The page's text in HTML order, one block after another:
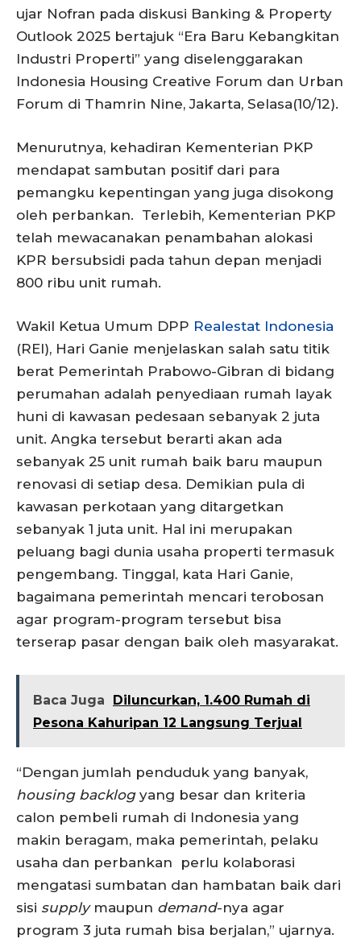
ujar Nofran pada diskusi Banking & Property
Outlook 2025 bertajuk “Era Baru Kebangkitan
Industri Properti” yang diselenggarakan
Indonesia Housing Creative Forum dan Urban
Forum di Thamrin Nine, Jakarta, Selasa(10/12).
Menurutnya, kehadiran Kementerian PKP
mendapat sambutan positif dari para
pemangku kepentingan yang juga disokong
oleh perbankan. Terlebih, Kementerian PKP
telah mewacanakan penambahan alokasi
KPR bersubsidi pada tahun depan menjadi
800 ribu unit rumah.
Wakil Ketua Umum DPP Realestat Indonesia
(REI), Hari Ganie menjelaskan salah satu titik
berat Pemerintah Prabowo-Gibran di bidang
perumahan adalah penyediaan rumah layak
huni di kawasan pedesaan sebanyak 2 juta
unit. Angka tersebut berarti akan ada
sebanyak 25 unit rumah baik baru maupun
renovasi di setiap desa. Demikian pula di
kawasan perkotaan yang ditargetkan
sebanyak 1 juta unit. Hal ini merupakan
peluang bagi dunia usaha properti termasuk
pengembang. Tinggal, kata Hari Ganie,
bagaimana pemerintah mencari terobosan
agar program-program tersebut bisa
terserap pasar dengan baik oleh masyarakat.
Baca Juga
Diluncurkan, 1.400 Rumah di
Pesona Kahuripan 12 Langsung Terjual
“Dengan jumlah penduduk yang banyak,
housing backlogyang besar dan kriteria
calon pembeli rumah di Indonesia yang
makin beragam, maka pemerintah, pelaku
usaha dan perbankan perlu kolaborasi
mengatasi sumbatan dan hambatan baik dari
sisi supplymaupun demand-nya agar
program 3 juta rumah bisa berjalan,” ujarnya.